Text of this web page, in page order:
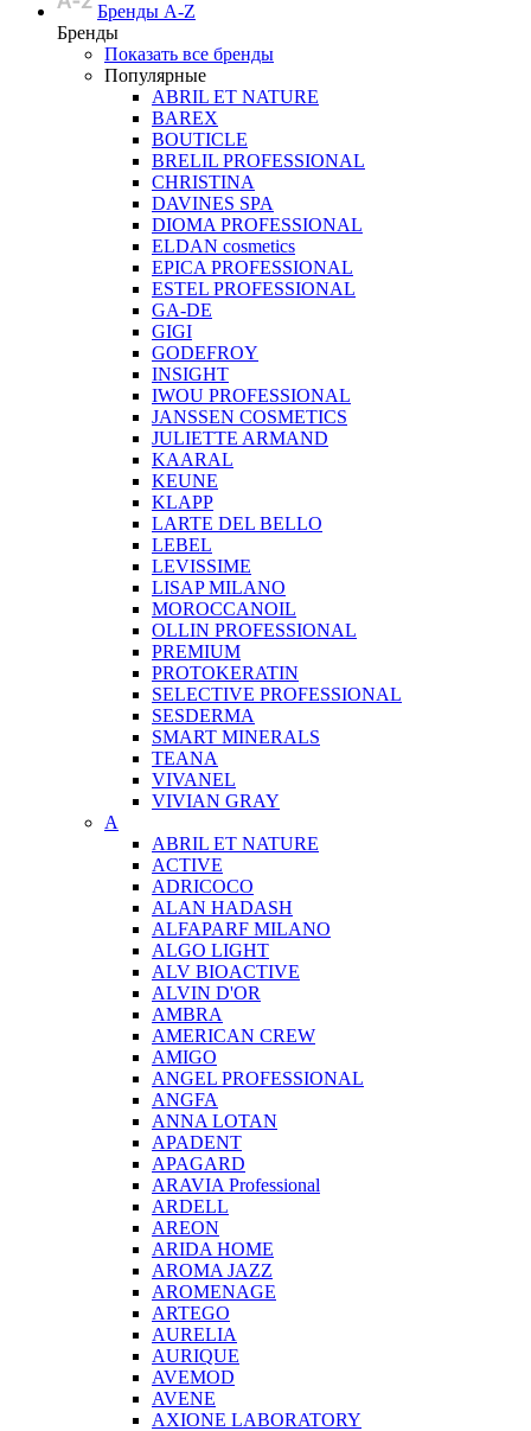
Бренды A-Z
Бренды
Показать все бренды
Популярные
ABRIL ET NATURE
BAREX
BOUTICLE
BRELIL PROFESSIONAL
CHRISTINA
DAVINES SPA
DIOMA PROFESSIONAL
ELDAN cosmetics
EPICA PROFESSIONAL
ESTEL PROFESSIONAL
GA-DE
GIGI
GODEFROY
INSIGHT
IWOU PROFESSIONAL
JANSSEN COSMETICS
JULIETTE ARMAND
KAARAL
KEUNE
KLAPP
LARTE DEL BELLO
LEBEL
LEVISSIME
LISAP MILANO
MOROCCANOIL
OLLIN PROFESSIONAL
PREMIUM
PROTOKERATIN
SELECTIVE PROFESSIONAL
SESDERMA
SMART MINERALS
TEANA
VIVANEL
VIVIAN GRAY
A
ABRIL ET NATURE
ACTIVE
ADRICOCO
ALAN HADASH
ALFAPARF MILANO
ALGO LIGHT
ALV BIOACTIVE
ALVIN D'OR
AMBRA
AMERICAN CREW
AMIGO
ANGEL PROFESSIONAL
ANGFA
ANNA LOTAN
APADENT
APAGARD
ARAVIA Professional
ARDELL
AREON
ARIDA HOME
AROMA JAZZ
AROMENAGE
ARTEGO
AURELIA
AURIQUE
AVEMOD
AVENE
AXIONE LABORATORY